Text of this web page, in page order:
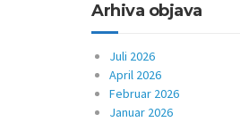
Arhiva objava
Juli 2026
April 2026
Februar 2026
Januar 2026